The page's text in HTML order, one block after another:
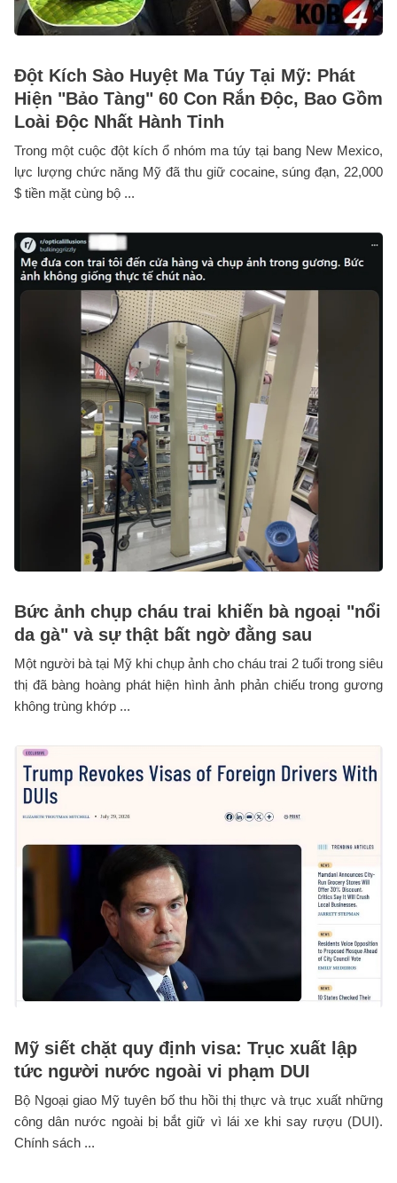
Đột Kích Sào Huyệt Ma Túy Tại Mỹ: Phát
Hiện "Bảo Tàng" 60 Con Rắn Độc, Bao Gồm
Loài Độc Nhất Hành Tinh
Trong một cuộc đột kích ổ nhóm ma túy tại bang New Mexico,
lực lượng chức năng Mỹ đã thu giữ cocaine, súng đạn, 22,000
$ tiền mặt cùng bộ ...
Bức ảnh chụp cháu trai khiến bà ngoại "nổi
da gà" và sự thật bất ngờ đằng sau
Một người bà tại Mỹ khi chụp ảnh cho cháu trai 2 tuổi trong siêu
thị đã bàng hoàng phát hiện hình ảnh phản chiếu trong gương
không trùng khớp ...
Mỹ siết chặt quy định visa: Trục xuất lập
tức người nước ngoài vi phạm DUI
Bộ Ngoại giao Mỹ tuyên bố thu hồi thị thực và trục xuất những
công dân nước ngoài bị bắt giữ vì lái xe khi say rượu (DUI).
Chính sách ...